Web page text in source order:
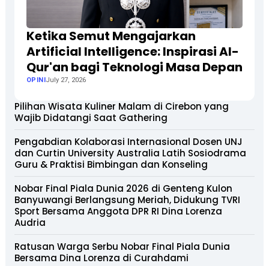
Ketika Semut Mengajarkan
Artificial Intelligence: Inspirasi Al-
Qur'an bagi Teknologi Masa Depan
OPINIJuly 27, 2026
Pilihan Wisata Kuliner Malam di Cirebon yang
Wajib Didatangi Saat Gathering
Pengabdian Kolaborasi Internasional Dosen UNJ
dan Curtin University Australia Latih Sosiodrama
Guru & Praktisi Bimbingan dan Konseling
Nobar Final Piala Dunia 2026 di Genteng Kulon
Banyuwangi Berlangsung Meriah, Didukung TVRI
Sport Bersama Anggota DPR RI Dina Lorenza
Audria
Ratusan Warga Serbu Nobar Final Piala Dunia
Bersama Dina Lorenza di Curahdami